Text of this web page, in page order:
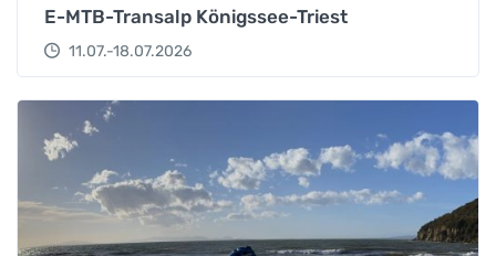
E-MTB-Transalp Königssee-Triest
11.07.-18.07.2026